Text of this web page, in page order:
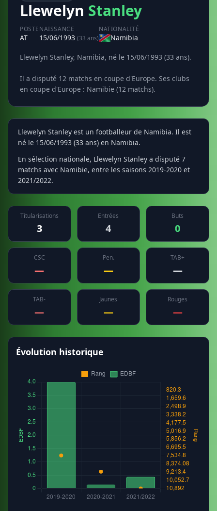
Llewelyn Stanley
POSTE
AT
NAISSANCE
15/06/1993 (33 ans)
NATIONALITÉ
Namibia
Llewelyn Stanley, Namibia, né le 15/06/1993 (33 ans).
Il a disputé 12 matchs en coupe d'Europe. Ses clubs
en coupe d'Europe : Namibie (12 matchs).
Llewelyn Stanley est un footballeur de Namibia. Il est
né le 15/06/1993 (33 ans) en Namibia.
En sélection nationale, Llewelyn Stanley a disputé 7
matchs avec Namibie, entre les saisons 2019-2020 et
2021/2022.
Titularisations
3
Entrées
4
Buts
0
CSC
—
Pen.
—
TAB+
—
TAB-
—
Jaunes
—
Rouges
—
Évolution historique